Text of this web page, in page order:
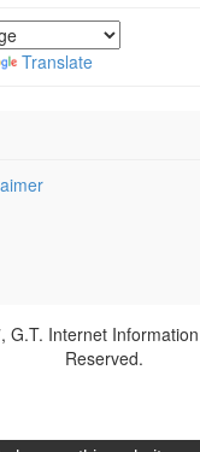
Translate
G.T. Internet
Reserved.